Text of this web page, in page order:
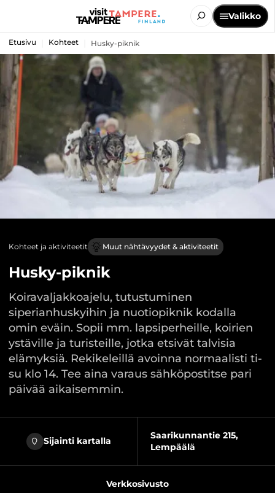
Valikko
Etusivu Kohteet Husky-piknik
Kohteet ja aktiviteetit Muut nähtävyydet & aktiviteetit
Husky-piknik
Koiravaljakkoajelu, tutustuminen
siperianhuskyihin ja nuotiopiknik kodalla
omin eväin. Sopii mm. lapsiperheille, koirien
ystäville ja turisteille, jotka etsivät talvisia
elämyksiä. Rekikeleillä avoinna normaalisti ti-
su klo 14. Tee aina varaus sähköpostitse pari
päivää aikaisemmin.
Sijainti kartalla
Saarikunnantie 215,
Lempäälä
Verkkosivusto